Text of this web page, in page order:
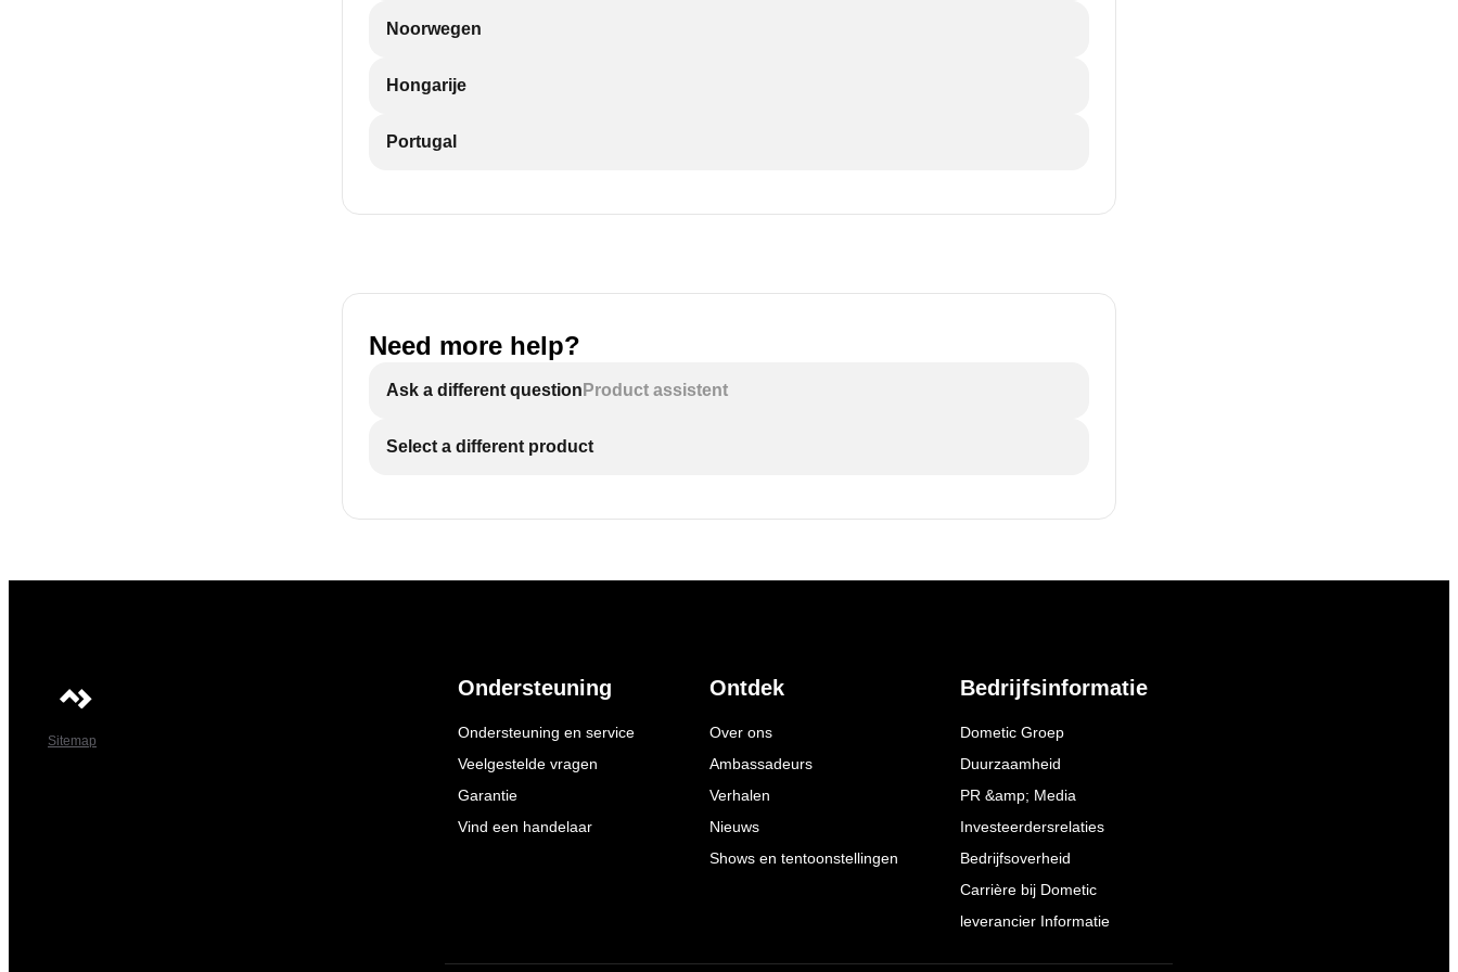
Noorwegen
Hongarije
Portugal
Need more help?
Ask a different question Product assistent
Select a different product
Sitemap
Ondersteuning
Ondersteuning en service
Veelgestelde vragen
Garantie
Vind een handelaar
Ontdek
Over ons
Ambassadeurs
Verhalen
Nieuws
Shows en tentoonstellingen
Bedrijfsinformatie
Dometic Groep
Duurzaamheid
PR &amp; Media
Investeerdersrelaties
Bedrijfsoverheid
Carrière bij Dometic
leverancier Informatie